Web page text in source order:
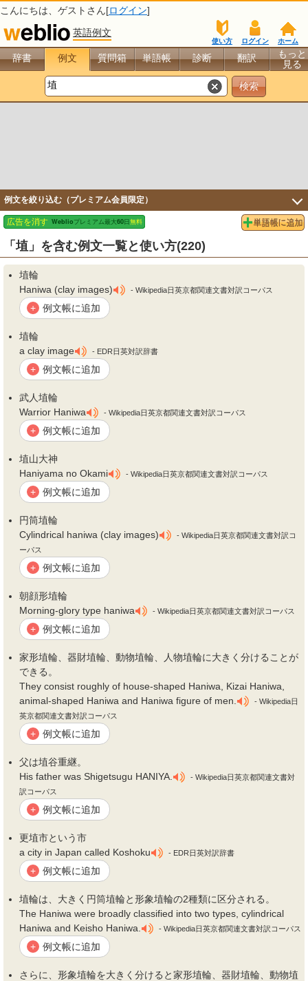
こんにちは、 ゲスト さん[ログイン]
英語例文
ホーム
ログイン
使い方
辞書 例文 質問箱 単語帳 診断 翻訳
もっと
見る
例文を絞り込む（プレミアム会員限定）
「埴」を含む例文一覧と使い方(220)
埴輪
Haniwa (clay images)
- Wikipedia日英京都関連文書対訳コーパス
+ 例文帳に追加
埴輪
a clay image
- EDR日英対訳辞書
+ 例文帳に追加
武人埴輪
Warrior Haniwa
- Wikipedia日英京都関連文書対訳コーパス
+ 例文帳に追加
埴山大神
Haniyama no Okami
- Wikipedia日英京都関連文書対訳コーパス
+ 例文帳に追加
円筒埴輪
Cylindrical haniwa (clay images)
- Wikipedia日英京都関連文書対訳コ
ーパス
+ 例文帳に追加
朝顔形埴輪
Morning-glory type haniwa
- Wikipedia日英京都関連文書対訳コーパス
+ 例文帳に追加
家形埴輪、器財埴輪、動物埴輪、人物埴輪に大きく分けることが
できる。
They consist roughly of house-shaped Haniwa, Kizai Haniwa,
animal-shaped Haniwa and Haniwa figure of men.
- Wikipedia日
英京都関連文書対訳コーパス
+ 例文帳に追加
父は埴谷重継。
His father was Shigetsugu HANIYA.
- Wikipedia日英京都関連文書対
訳コーパス
+ 例文帳に追加
更埴市という市
a city in Japan called Koshoku
- EDR日英対訳辞書
+ 例文帳に追加
埴輪は、大きく円筒埴輪と形象埴輪の2種類に区分される。
The Haniwa were broadly classified into two types, cylindrical
Haniwa and Keisho Haniwa.
- Wikipedia日英京都関連文書対訳コーパス
+ 例文帳に追加
さらに、形象埴輪を大きく分けると家形埴輪、器財埴輪、動物埴